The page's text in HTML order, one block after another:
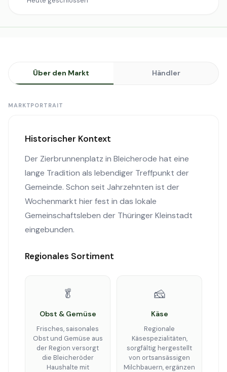
Über den Markt Händler
MARKTPORTRAIT
Historischer Kontext
Der Zierbrunnenplatz in Bleicherode hat eine
lange Tradition als lebendiger Treffpunkt der
Gemeinde. Schon seit Jahrzehnten ist der
Wochenmarkt hier fest in das lokale
Gemeinschaftsleben der Thüringer Kleinstadt
eingebunden.
Regionales Sortiment
🥬
Obst & Gemüse
Frisches, saisonales
Obst und Gemüse aus
der Region versorgt
die Bleicheröder
Haushalte mit
🧀
Käse
Regionale
Käsespezialitäten,
sorgfältig hergestellt
von ortsansässigen
Milchbauern, ergänzen